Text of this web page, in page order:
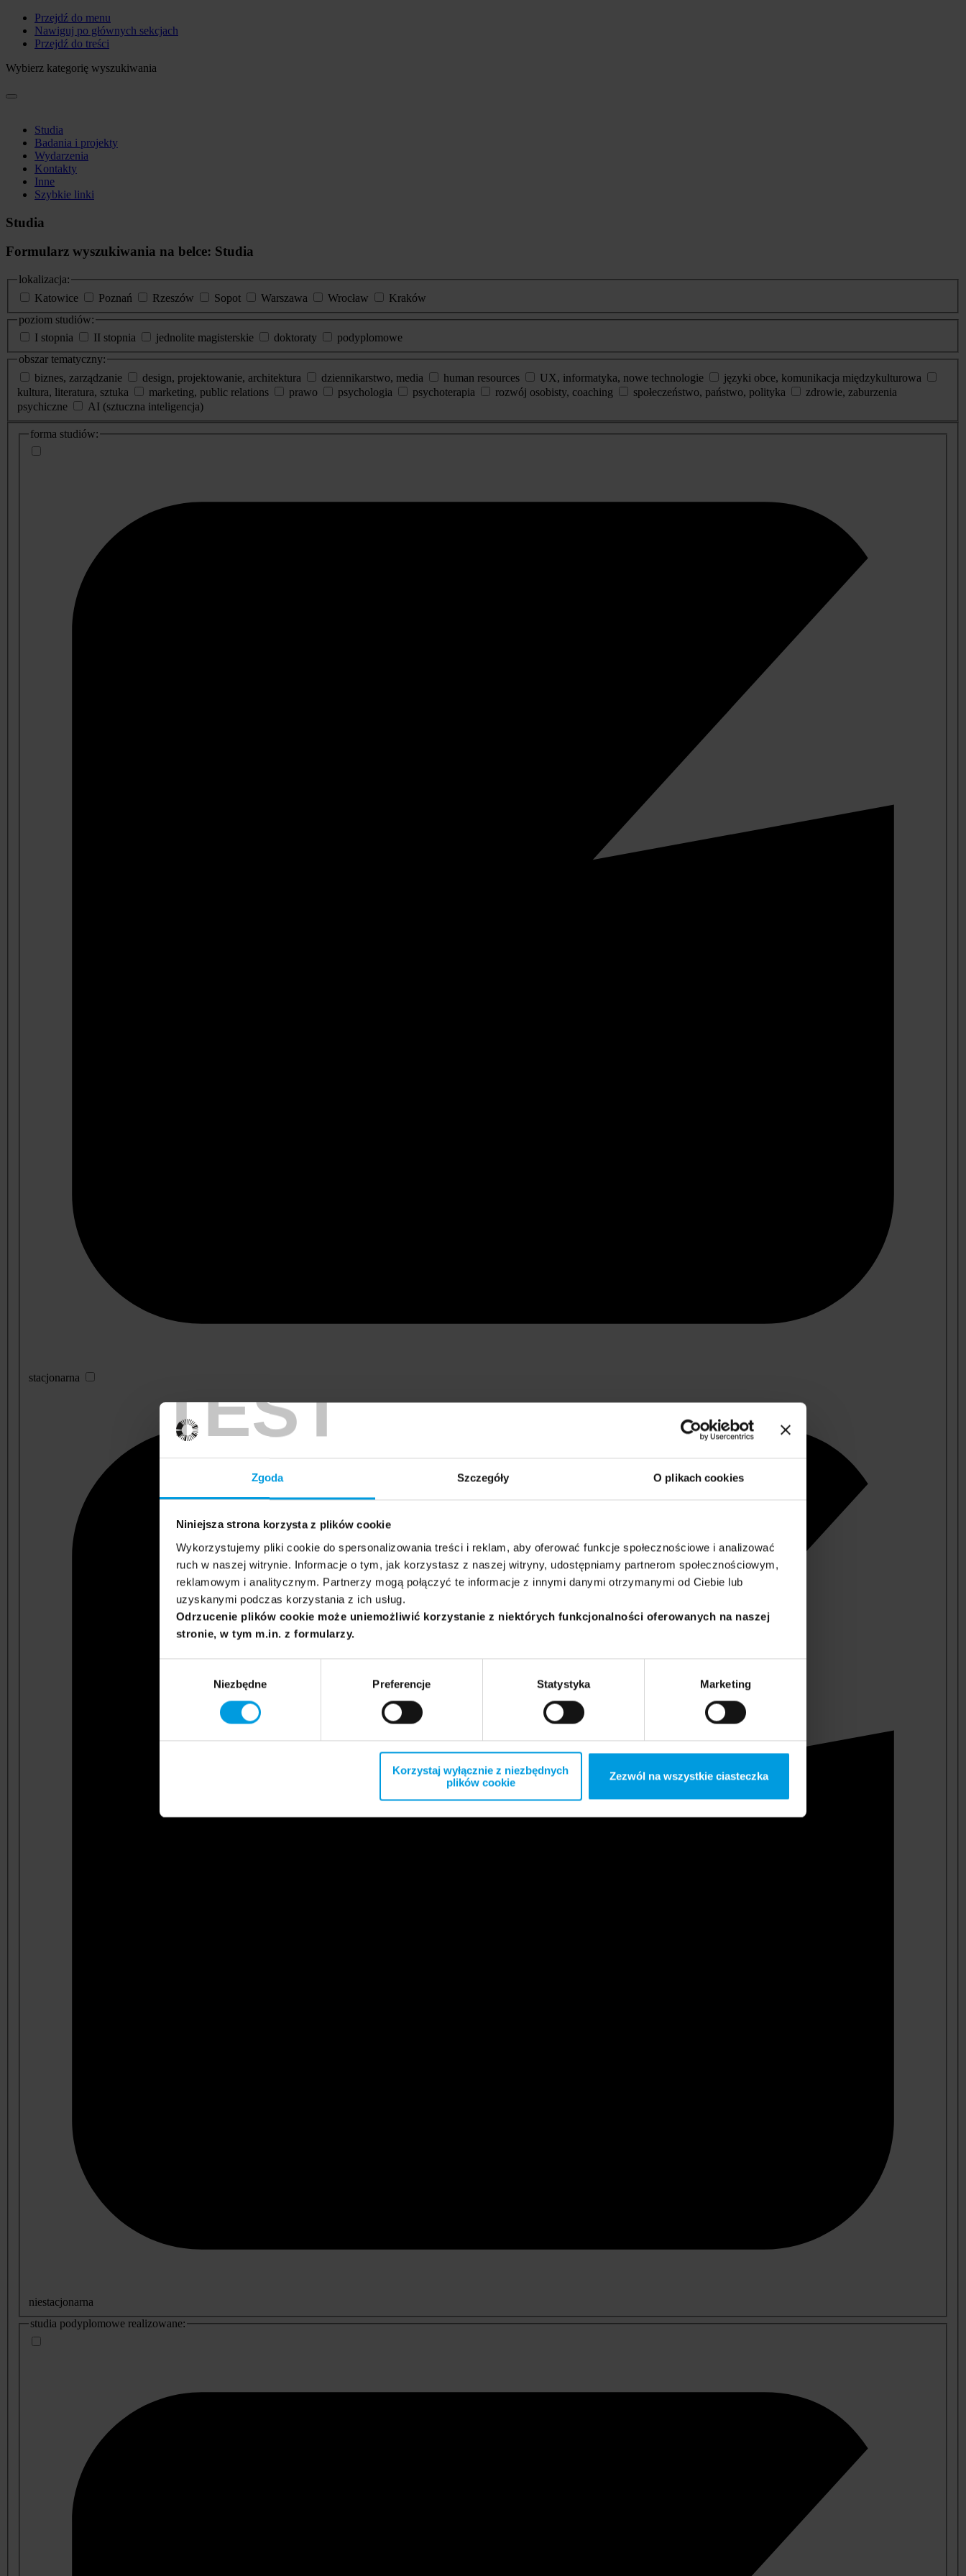
TEST
Zgoda Szczegóły O plikach cookies
Niniejsza strona korzysta z plików cookie
Wykorzystujemy pliki cookie do spersonalizowania treści i reklam, aby oferować funkcje społecznościowe i analizować
ruch w naszej witrynie. Informacje o tym, jak korzystasz z naszej witryny, udostępniamy partnerom społecznościowym,
reklamowym i analitycznym. Partnerzy mogą połączyć te informacje z innymi danymi otrzymanymi od Ciebie lub
uzyskanymi podczas korzystania z ich usług.
Odrzucenie plików cookie może uniemożliwić korzystanie z niektórych funkcjonalności oferowanych na naszej
stronie, w tym m.in. z formularzy.
Niezbędne Preferencje Statystyka Marketing
Korzystaj wyłącznie z niezbędnych
plików cookie
Zezwól na wszystkie ciasteczka
Przejdź do menu
Nawiguj po głównych sekcjach
Przejdź do treści
Wybierz kategorię wyszukiwania
Studia
Badania i projekty
Wydarzenia
Kontakty
Inne
Szybkie linki
Studia
Formularz wyszukiwania na belce: Studia
lokalizacja:
Katowice
Poznań Rzeszów Sopot Warszawa Wrocław
Kraków
poziom studiów:
I stopnia
II stopnia jednolite magisterskie doktoraty
podyplomowe
obszar tematyczny:
biznes, zarządzanie
design, projektowanie, architektura dziennikarstwo, media human resources UX, informatyka, nowe technologie
języki obce, komunikacja międzykulturowa
kultura, literatura, sztuka
marketing, public relations prawo psychologia psychoterapia rozwój osobisty, coaching społeczeństwo, państwo, polityka
zdrowie, zaburzenia
psychiczne
AI (sztuczna inteligencja)
dodatkowe
informacje
forma studiów:
stacjonarna
niestacjonarna
studia podyplomowe realizowane: